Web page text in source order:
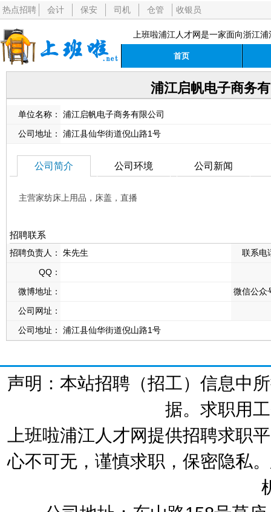
热点招聘 会计 保安 司机 仓管 收银员
上班啦浦江人才网是一家面向浙江
首页
浦江启帆电子商务
单位名称：
浦江启帆电子商务有限公司
公司地址：
浦江县仙华街道倪山路1号
公司简介 公司环境 公司新闻
主营家纺床上用品，床盖，直播
招聘联系
招聘负责人： 朱先生
联系电
QQ：
微博地址：
微信公众
公司网址：
公司地址：
浦江县仙华街道倪山路1号
声明：本站招聘（招工）信息中
据。求职用
上班啦浦江人才网提供招聘求职
心不可无，谨慎求职，保密隐私